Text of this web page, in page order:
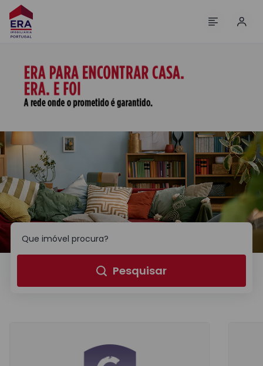
Localização
Que imóvel procura?
Pesquisar